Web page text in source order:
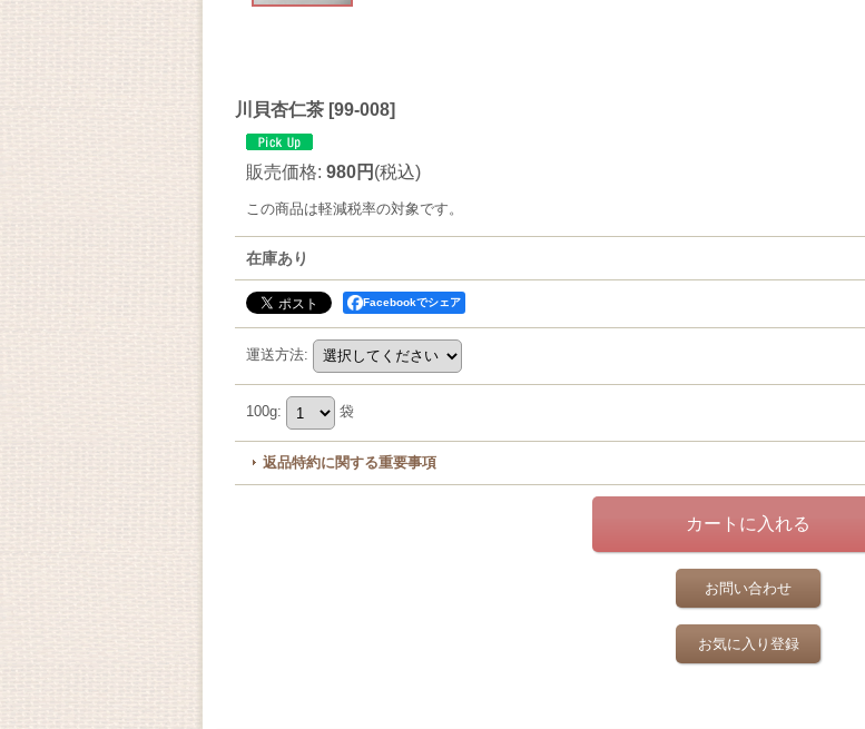
川貝杏仁茶 [99-008]
販売価格: 980円 (税込)
この商品は軽減税率の対象です。
在庫あり
Facebookでシェア
運送方法:
100g: 袋
返品特約に関する重要事項
お問い合わせ
お気に入り登録